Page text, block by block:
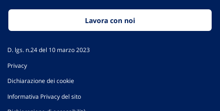
Lavora con noi
D. lgs. n.24 del 10 marzo 2023
Privacy
Dichiarazione dei cookie
Informativa Privacy del sito